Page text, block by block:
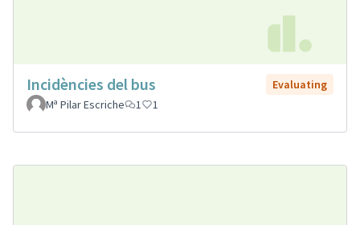
Incidències del bus
Evaluating
Mª Pilar Escriche
1 1